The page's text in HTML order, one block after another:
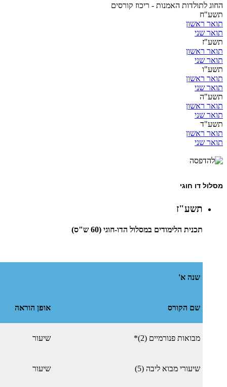
החוג לתולדות האמנות - ריכוז קורסים
תשע"ח
תואר ראשון
תואר שני
תשע"ז
תואר ראשון
תואר שני
תשע"ו
תואר ראשון
תואר שני
תשע"ה
תואר ראשון
תואר שני
תשע"ד
תואר ראשון
תואר שני
מסלול דו חוגי
תשע"ז
תכנית הלימודים במסלול הדו-חוגי (60 ש"ס)
שנה א'
שם הקורס אופן הוראה
מבואות פנורמיים (2)* שיעור
שיעורי מבוא ליבה (5) שיעור